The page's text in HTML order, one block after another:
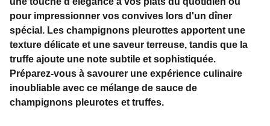
pour impressionner vos convives lors d'un dîner
spécial. Les champignons pleurottes apportent une
texture délicate et une saveur terreuse, tandis que la
truffe ajoute une note subtile et sophistiquée.
Préparez-vous à savourer une expérience culinaire
inoubliable avec ce mélange de sauce de
champignons pleurotes et truffes.